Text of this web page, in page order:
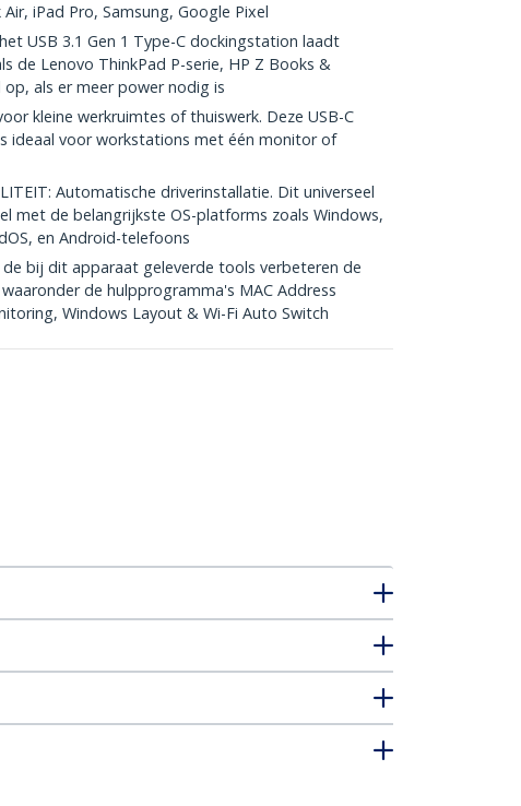
iPad Pro, Samsung, Google Pixel
het USB 3.1 Gen 1 Type-C dockingstation laadt
de Lenovo ThinkPad P-serie, HP Z Books &
als er meer power nodig is
kleine werkruimtes of thuiswerk. Deze USB-C
ideaal voor workstations met één monitor of
Automatische driverinstallatie. Dit universeel
met de belangrijkste OS-platforms zoals Windows,
en Android-telefoons
de bij dit apparaat geleverde tools verbeteren de
de hulpprogramma's MAC Address
Windows Layout & Wi-Fi Auto Switch